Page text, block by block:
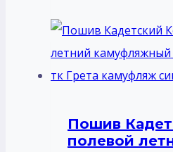
Пошив
полевой